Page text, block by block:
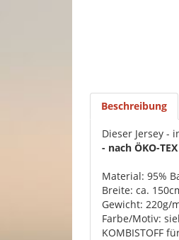
Beschreibung
Dieser Jersey -
- nach ÖKO-
Material: 95%
Breite: ca.
Gewicht: 220g/
Farbe/Motiv:
KOMBISTOFF